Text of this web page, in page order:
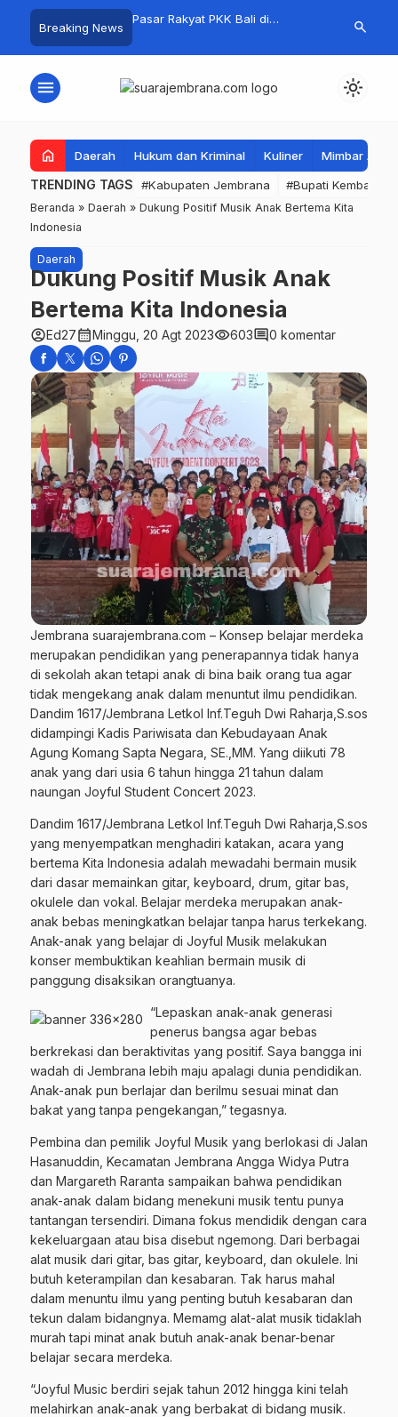
Breaking News
1 Resmi Digelar
Pasar Rakyat PKK Bali di
Tembus Rp.672 Juta Sehari
Kelola
Apresiasi
Mandala
search
menu light_mode
home Daerah Hukum dan Kriminal Kuliner Mimbar
TRENDING TAGS #Kabupaten Jembrana #Bupati Kembang
Beranda » Daerah » Dukung Positif Musik Anak Bertema Kita
Indonesia
Daerah
Dukung Positif Musik Anak
Bertema Kita Indonesia
account_circleEd27calendar_monthMinggu, 20 Agt 2023visibility603comment0 komentar
Jembrana suarajembrana.com – Konsep belajar merdeka
merupakan pendidikan yang penerapannya tidak hanya
di sekolah akan tetapi anak di bina baik orang tua agar
tidak mengekang anak dalam menuntut ilmu pendidikan.
Dandim 1617/Jembrana Letkol Inf.Teguh Dwi Raharja,S.sos
didampingi Kadis Pariwisata dan Kebudayaan Anak
Agung Komang Sapta Negara, SE.,MM. Yang diikuti 78
anak yang dari usia 6 tahun hingga 21 tahun dalam
naungan Joyful Student Concert 2023.
Dandim 1617/Jembrana Letkol Inf.Teguh Dwi Raharja,S.sos
yang menyempatkan menghadiri katakan, acara yang
bertema Kita Indonesia adalah mewadahi bermain musik
dari dasar memainkan gitar, keyboard, drum, gitar bas,
okulele dan vokal. Belajar merdeka merupakan anak-
anak bebas meningkatkan belajar tanpa harus terkekang.
Anak-anak yang belajar di Joyful Musik melakukan
konser membuktikan keahlian bermain musik di
panggung disaksikan orangtuanya.
“Lepaskan anak-anak generasi
penerus bangsa agar bebas
berkrekasi dan beraktivitas yang positif. Saya bangga ini
wadah di Jembrana lebih maju apalagi dunia pendidikan.
Anak-anak pun berlajar dan berilmu sesuai minat dan
bakat yang tanpa pengekangan,” tegasnya.
Pembina dan pemilik Joyful Musik yang berlokasi di Jalan
Hasanuddin, Kecamatan Jembrana Angga Widya Putra
dan Margareth Raranta sampaikan bahwa pendidikan
anak-anak dalam bidang menekuni musik tentu punya
tantangan tersendiri. Dimana fokus mendidik dengan cara
kekeluargaan atau bisa disebut ngemong. Dari berbagai
alat musik dari gitar, bas gitar, keyboard, dan okulele. Ini
butuh keterampilan dan kesabaran. Tak harus mahal
dalam menuntu ilmu yang penting butuh kesabaran dan
tekun dalam bidangnya. Memamg alat-alat musik tidaklah
murah tapi minat anak butuh anak-anak benar-benar
belajar secara merdeka.
“Joyful Music berdiri sejak tahun 2012 hingga kini telah
melahirkan anak-anak yang berbakat di bidang musik.